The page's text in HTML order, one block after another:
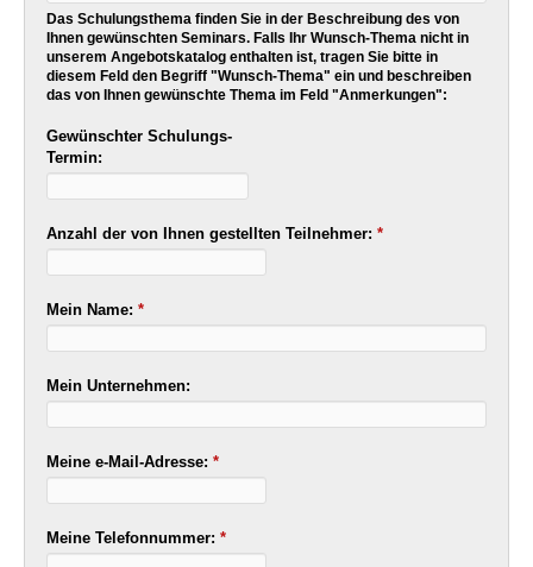
Das Schulungsthema finden Sie in der Beschreibung des von
Ihnen gewünschten Seminars. Falls Ihr Wunsch-Thema nicht in
unserem Angebotskatalog enthalten ist, tragen Sie bitte in
diesem Feld den Begriff "Wunsch-Thema" ein und beschreiben
das von Ihnen gewünschte Thema im Feld "Anmerkungen":
Gewünschter Schulungs-
Termin:
Anzahl der von Ihnen gestellten Teilnehmer: *
Mein Name: *
Mein Unternehmen:
Meine e-Mail-Adresse: *
Meine Telefonnummer: *